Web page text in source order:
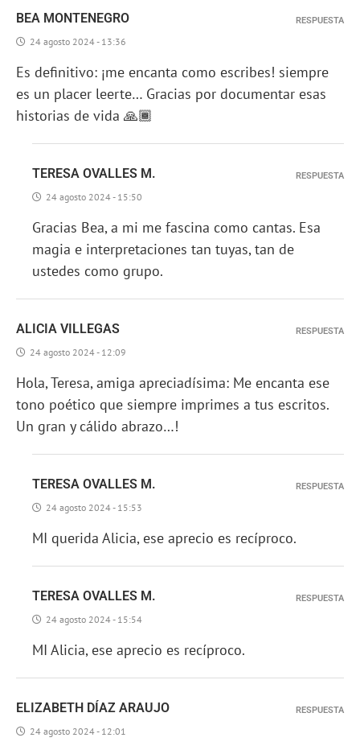
BEA MONTENEGRO
24 agosto 2024 - 13:36
Es definitivo: ¡me encanta como escribes! siempre
es un placer leerte… Gracias por documentar esas
historias de vida 🙏🏾
RESPUESTA
TERESA OVALLES M.
24 agosto 2024 - 15:50
Gracias Bea, a mi me fascina como cantas. Esa
magia e interpretaciones tan tuyas, tan de
ustedes como grupo.
RESPUESTA
ALICIA VILLEGAS
24 agosto 2024 - 12:09
Hola, Teresa, amiga apreciadísima: Me encanta ese
tono poético que siempre imprimes a tus escritos.
Un gran y cálido abrazo…!
RESPUESTA
TERESA OVALLES M.
24 agosto 2024 - 15:53
MI querida Alicia, ese aprecio es recíproco.
RESPUESTA
TERESA OVALLES M.
24 agosto 2024 - 15:54
MI Alicia, ese aprecio es recíproco.
RESPUESTA
ELIZABETH DÍAZ ARAUJO
24 agosto 2024 - 12:01
RESPUESTA